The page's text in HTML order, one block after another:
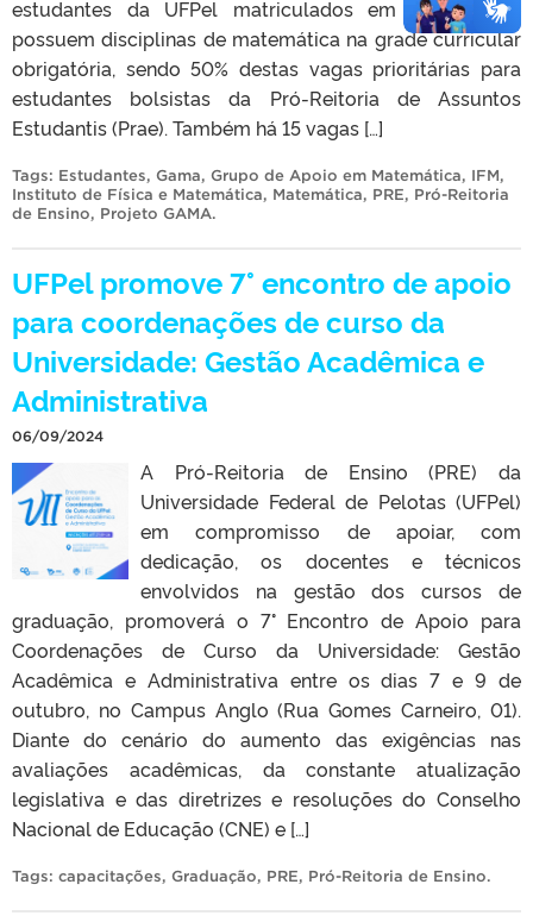
estudantes da UFPel matriculados em cursos que
possuem disciplinas de matemática na grade curricular
obrigatória, sendo 50% destas vagas prioritárias para
estudantes bolsistas da Pró-Reitoria de Assuntos
Estudantis (Prae). Também há 15 vagas […]
Tags: Estudantes, Gama, Grupo de Apoio em Matemática, IFM,
Instituto de Física e Matemática, Matemática, PRE, Pró-Reitoria
de Ensino, Projeto GAMA.
UFPel promove 7° encontro de apoio
para coordenações de curso da
Universidade: Gestão Acadêmica e
Administrativa
06/09/2024
A Pró-Reitoria de Ensino (PRE) da
Universidade Federal de Pelotas (UFPel)
em compromisso de apoiar, com
dedicação, os docentes e técnicos
envolvidos na gestão dos cursos de
graduação, promoverá o 7° Encontro de Apoio para
Coordenações de Curso da Universidade: Gestão
Acadêmica e Administrativa entre os dias 7 e 9 de
outubro, no Campus Anglo (Rua Gomes Carneiro, 01).
Diante do cenário do aumento das exigências nas
avaliações acadêmicas, da constante atualização
legislativa e das diretrizes e resoluções do Conselho
Nacional de Educação (CNE) e […]
Tags: capacitações, Graduação, PRE, Pró-Reitoria de Ensino.